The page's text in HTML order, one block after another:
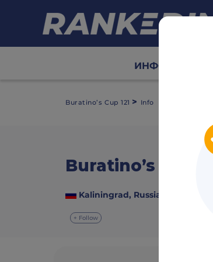
ИНФО
Buratino’s Cup 121 > Info
Buratino’s Cup 121
Kaliningrad, Russia
+ Follow